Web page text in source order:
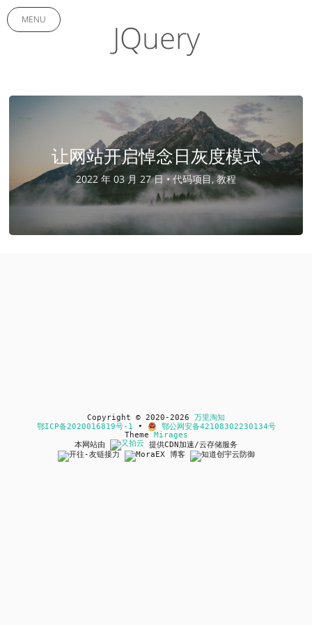
MENU JQuery
让网站开启悼念日灰度模式
2022 年 03 月 27 日 •代码项目, 教程
Copyright © 2020-2026 万里淘知
鄂ICP备2020016819号-1 •
鄂公网安备42108302230134号
Theme Mirages
本网站由
提供CDN加速/云存储服务